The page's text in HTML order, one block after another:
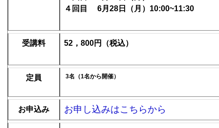
４回目 6月28日（月）10:00~11:30
受講料 52，800円（税込）
定員 3名（1名から開催）
お申込み お申し込みはこちらから